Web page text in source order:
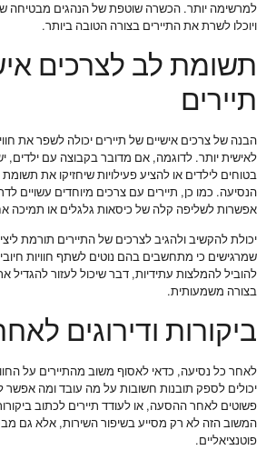
למרשימה יותר. הכשרה שוטפת של הנהגים מבטיחה
ויוכלו לשרת את התיירים בצורה הטובה ביותר.
תשומת לב לצרכים
תיירים
הבנה של צרכים אישיים של תיירים יכולה לשפר את
לאישית יותר. לדוגמה, אם מדובר בקבוצה עם ילדים,
בטוחים לילדים או להציע פעילויות שיחזיקו את
הנסיעה. כמו כן, תיירים עם צרכים מיוחדים עשויים
אפשרות לשליפה קלה של כיסאות גלגלים או
יכולת להקשיב ולהגיב לצרכים של התיירים תורמת
שמרגישים כי מתחשבים בהם נוטים לשתף חוויות
להוביל להמלצות עתידיות, דבר שיכול לעזור
בצורה משמעותית.
ביקורות ודירוגים
לאחר כל נסיעה, כדאי לאסוף משוב מהתיירים על
יכולים לספק תובנות חשובות על מה עובד ומה אפשר
פשוטים לאחר ההסעה, או לעודד תיירים לכתוב
המשוב הזה לא רק מסייע בשיפור השירות, אלא גם
פוטנציאליים.